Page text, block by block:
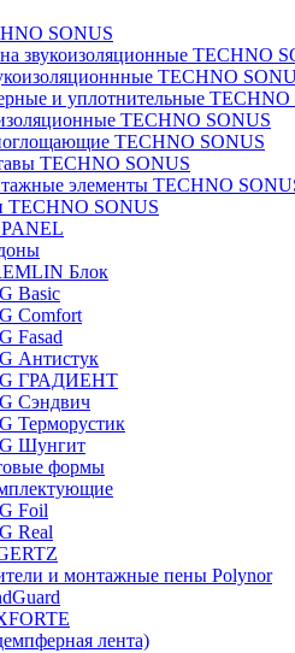
SONUS
звукоизоляционные TECHNO
TECHNO
и уплотнительные TECHNO
TECHNO SONUS
TECHNO SONUS
TECHNO SONUS
элементы TECHNO
TECHNO SONUS
Блок
Basic
Comfort
Fasad
Антистук
ГРАДИЕНТ
Сэндвич
Терморустик
Шунгит
формы
Foil
Real
и монтажные пены Polynor
лента)